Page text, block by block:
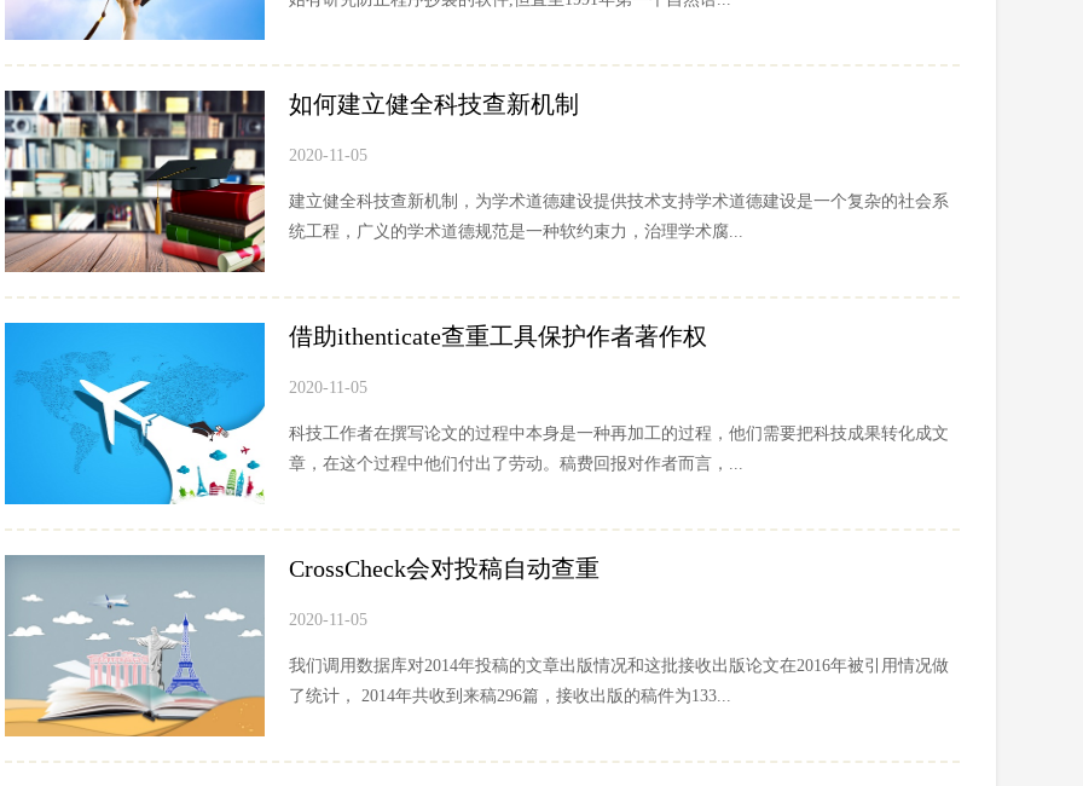
如何建立健全科技查新机制
2020-11-05
建立健全科技查新机制，为学术道德建设提供技术支持学术道德建设是一个复杂的社会系
统工程，广义的学术道德规范是一种软约束力，治理学术腐...
借助ithenticate查重工具保护作者著作权
2020-11-05
科技工作者在撰写论文的过程中本身是一种再加工的过程，他们需要把科技成果转化成文
章，在这个过程中他们付出了劳动。稿费回报对作者而言，...
CrossCheck会对投稿自动查重
2020-11-05
我们调用数据库对2014年投稿的文章出版情况和这批接收出版论文在2016年被引用情况做
了统计， 2014年共收到来稿296篇，接收出版的稿件为133...